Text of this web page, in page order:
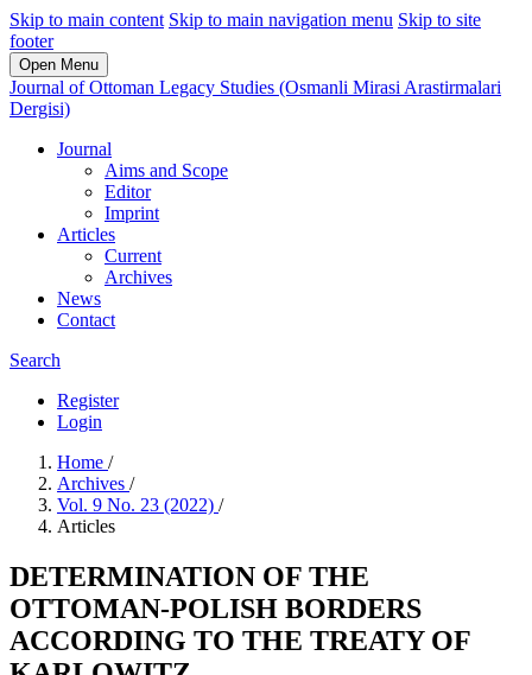
Skip to main content Skip to main navigation menu Skip to site
footer
Open Menu
Journal of Ottoman Legacy Studies (Osmanli Mirasi Arastirmalari
Dergisi)
Journal
Aims and Scope
Editor
Imprint
Articles
Current
Archives
News
Contact
Search
Register
Login
Home /
Archives /
Vol. 9 No. 23 (2022) /
Articles
DETERMINATION OF THE
OTTOMAN-POLISH BORDERS
ACCORDING TO THE TREATY OF